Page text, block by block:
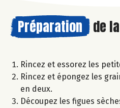
Préparation de la
Rincez et essorez les
Rincez et épongez les
en deux.
Découpez les figues